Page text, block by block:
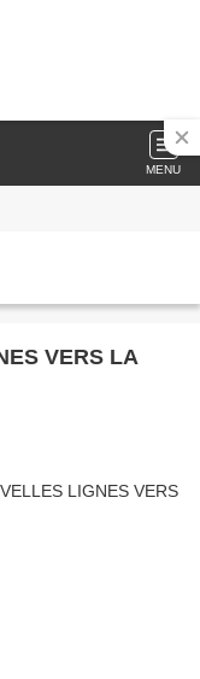
MENU
VERS LA